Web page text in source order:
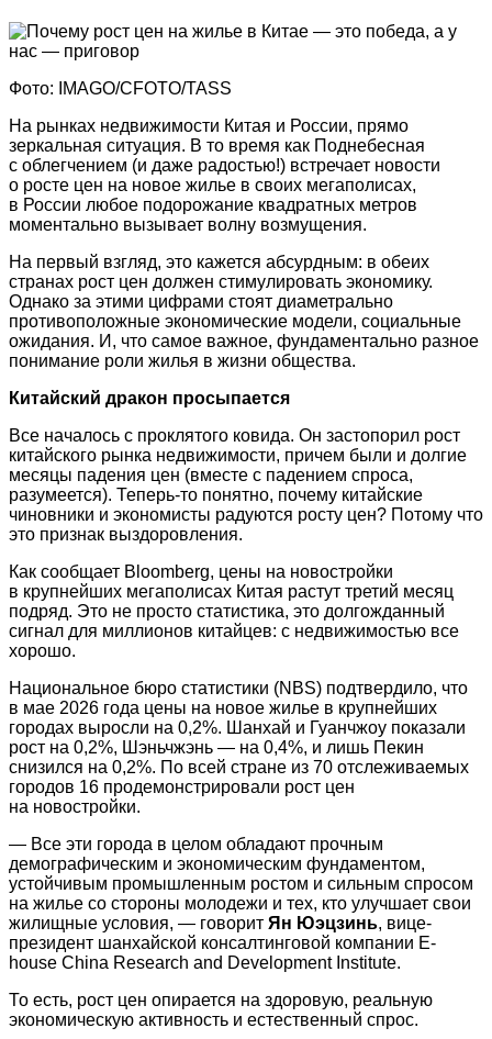
Фото: IMAGO/CFOTO/TASS
На рынках недвижимости Китая и России, прямо
зеркальная ситуация. В то время как Поднебесная
с облегчением (и даже радостью!) встречает новости
о росте цен на новое жилье в своих мегаполисах,
в России любое подорожание квадратных метров
моментально вызывает волну возмущения.
На первый взгляд, это кажется абсурдным: в обеих
странах рост цен должен стимулировать экономику.
Однако за этими цифрами стоят диаметрально
противоположные экономические модели, социальные
ожидания. И, что самое важное, фундаментально разное
понимание роли жилья в жизни общества.
Китайский дракон просыпается
Все началось с проклятого ковида. Он застопорил рост
китайского рынка недвижимости, причем были и долгие
месяцы падения цен (вместе с падением спроса,
разумеется). Теперь-то понятно, почему китайские
чиновники и экономисты радуются росту цен? Потому что
это признак выздоровления.
Как сообщает Bloomberg, цены на новостройки
в крупнейших мегаполисах Китая растут третий месяц
подряд. Это не просто статистика, это долгожданный
сигнал для миллионов китайцев: с недвижимостью все
хорошо.
Национальное бюро статистики (NBS) подтвердило, что
в мае 2026 года цены на новое жилье в крупнейших
городах выросли на 0,2%. Шанхай и Гуанчжоу показали
рост на 0,2%, Шэньчжэнь — на 0,4%, и лишь Пекин
снизился на 0,2%. По всей стране из 70 отслеживаемых
городов 16 продемонстрировали рост цен
на новостройки.
— Все эти города в целом обладают прочным
демографическим и экономическим фундаментом,
устойчивым промышленным ростом и сильным спросом
на жилье со стороны молодежи и тех, кто улучшает свои
жилищные условия, — говорит Ян Юэцзинь, вице-
президент шанхайской консалтинговой компании E-
house China Research and Development Institute.
То есть, рост цен опирается на здоровую, реальную
экономическую активность и естественный спрос.